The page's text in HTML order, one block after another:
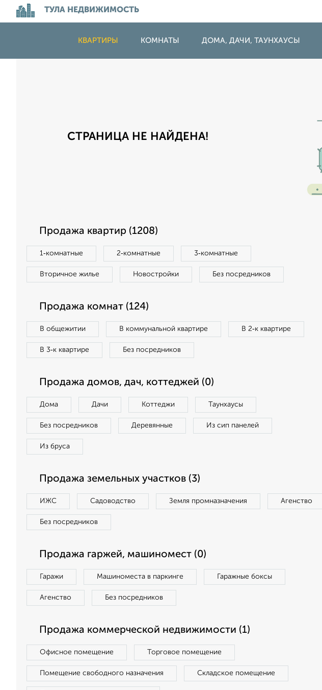
ТУЛА НЕДВИЖИМОСТЬ
КВАРТИРЫ КОМНАТЫ ДОМА, ДАЧИ, ТАУНХАУСЫ
СТРАНИЦА НЕ НАЙДЕНА!
Продажа квартир (1208)
1‑комнатные 2‑комнатные 3‑комнатные
Вторичное жилье Новостройки Без посредников
Продажа комнат (124)
В общежитии В коммунальной квартире В 2‑к квартире
В 3‑к квартире Без посредников
Продажа домов, дач, коттеджей (0)
Дома Дачи Коттеджи Таунхаусы
Без посредников Деревянные Из сип панелей
Из бруса
Продажа земельных участков (3)
ИЖС Садоводство Земля промназначения Агенство
Без посредников
Продажа гаржей, машиномест (0)
Гаражи Машиноместа в паркинге Гаражные боксы
Агенство Без посредников
Продажа коммерческой недвижимости (1)
Офисное помещение Торговое помещение
Помещение свободного назначения Складское помещение